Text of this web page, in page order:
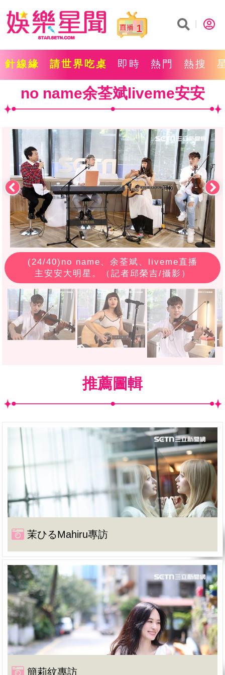
1
針線緣 請世界吃桌 即時 熱門 熱搜
no name余荃斌liveme安安
(24/40)no name、余荃斌、liveme直播
主安安大明星。（記者邱榮吉/攝影）
推薦圖輯
茉ひるMahiru專訪
簡莉紋專訪